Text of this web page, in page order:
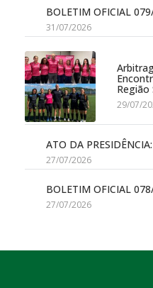
BOLETIM OFICIAL
31/07/2026
Região
29/07/
ATO DA
27/07/2026
BOLETIM OFICIAL
27/07/2026